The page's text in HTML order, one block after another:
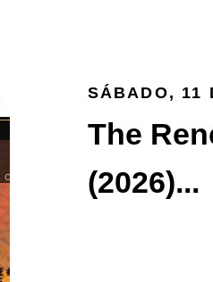
SÁBADO, 11
The
(2026)...